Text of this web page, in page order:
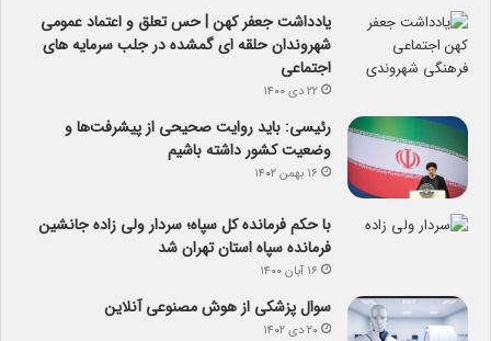
یادداشت جعفر کهن | حس تعلق و اعتماد عمومی
شهروندان حلقه ای گمشده در جلب سرمایه های
اجتماعی
۲۲ دی ۱۴۰۰
رئیسی: باید روایت صحیحی از پیشرفت‌ها و
وضعیت کشور داشته باشیم
۱۶ بهمن ۱۴۰۲
با حکم فرمانده کل سپاه؛ سردار ولی زاده جانشین
فرمانده سپاه استان تهران شد
۱۶ آبان ۱۴۰۰
سوال پزشکی از هوش مصنوعی آنلاین
۲۰ دی ۱۴۰۲